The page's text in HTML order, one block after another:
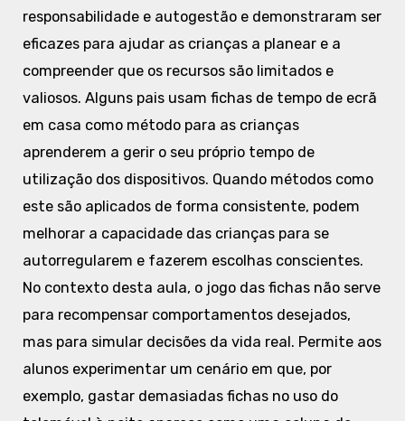
responsabilidade e autogestão e demonstraram ser
eficazes para ajudar as crianças a planear e a
compreender que os recursos são limitados e
valiosos. Alguns pais usam fichas de tempo de ecrã
em casa como método para as crianças
aprenderem a gerir o seu próprio tempo de
utilização dos dispositivos. Quando métodos como
este são aplicados de forma consistente, podem
melhorar a capacidade das crianças para se
autorregularem e fazerem escolhas conscientes.
No contexto desta aula, o jogo das fichas não serve
para recompensar comportamentos desejados,
mas para simular decisões da vida real. Permite aos
alunos experimentar um cenário em que, por
exemplo, gastar demasiadas fichas no uso do